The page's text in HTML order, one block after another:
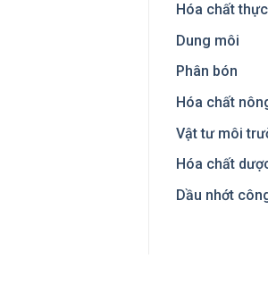
Hóa chất
Dung môi
Phân bón
Hóa chất
Vật tư môi
Hóa chất
Dầu nhớt